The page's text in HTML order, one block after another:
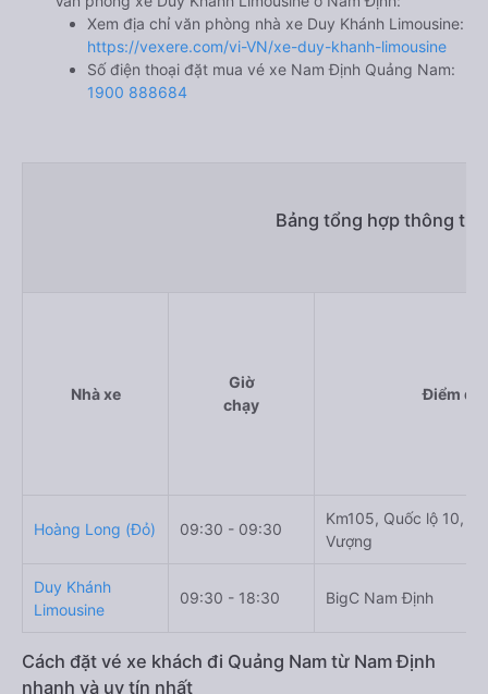
Xem địa chỉ văn phòng nhà xe Duy Khánh Limousine:
https://vexere.com/vi-VN/xe-duy-khanh-limousine
Số điện thoại đặt mua vé xe Nam Định Quảng Nam:
1900 888684
Bảng tổng hợp thông tin
Nhà xe
Giờ
chạy
Điểm đi
Hoàng Long (Đỏ) 09:30 - 09:30
Km105, Quốc lộ 10,
Vượng
Duy Khánh
Limousine
09:30 - 18:30 BigC Nam Định
Cách đặt vé xe khách đi Quảng Nam từ Nam Định
nhanh và uy tín nhất